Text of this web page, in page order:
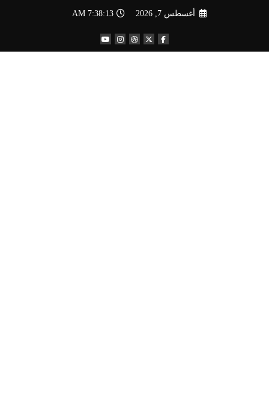
أغسطس 7, 2026 7:38:14 AM